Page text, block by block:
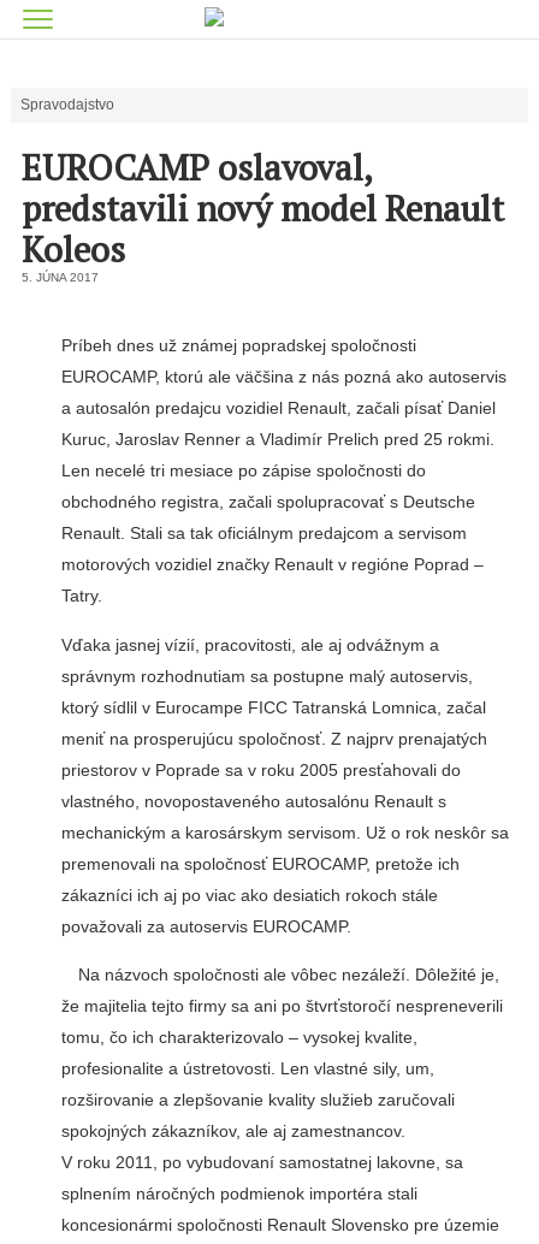
Spravodajstvo
EUROCAMP oslavoval,
predstavili nový model Renault
Koleos
5. JÚNA 2017
Príbeh dnes už známej popradskej spoločnosti
EUROCAMP, ktorú ale väčšina z nás pozná ako autoservis
a autosalón predajcu vozidiel Renault, začali písať Daniel
Kuruc, Jaroslav Renner a Vladimír Prelich pred 25 rokmi.
Len necelé tri mesiace po zápise spoločnosti do
obchodného registra, začali spolupracovať s Deutsche
Renault. Stali sa tak oficiálnym predajcom a servisom
motorových vozidiel značky Renault v regióne Poprad –
Tatry.
Vďaka jasnej vízií, pracovitosti, ale aj odvážnym a
správnym rozhodnutiam sa postupne malý autoservis,
ktorý sídlil v Eurocampe FICC Tatranská Lomnica, začal
meniť na prosperujúcu spoločnosť. Z najprv prenajatých
priestorov v Poprade sa v roku 2005 presťahovali do
vlastného, novopostaveného autosalónu Renault s
mechanickým a karosárskym servisom. Už o rok neskôr sa
premenovali na spoločnosť EUROCAMP, pretože ich
zákazníci ich aj po viac ako desiatich rokoch stále
považovali za autoservis EUROCAMP.
Na názvoch spoločnosti ale vôbec nezáleží. Dôležité je,
že majitelia tejto firmy sa ani po štvrťstoročí nespreneverili
tomu, čo ich charakterizovalo – vysokej kvalite,
profesionalite a ústretovosti. Len vlastné sily, um,
rozširovanie a zlepšovanie kvality služieb zaručovali
spokojných zákazníkov, ale aj zamestnancov.
V roku 2011, po vybudovaní samostatnej lakovne, sa
splnením náročných podmienok importéra stali
koncesionármi spoločnosti Renault Slovensko pre územie